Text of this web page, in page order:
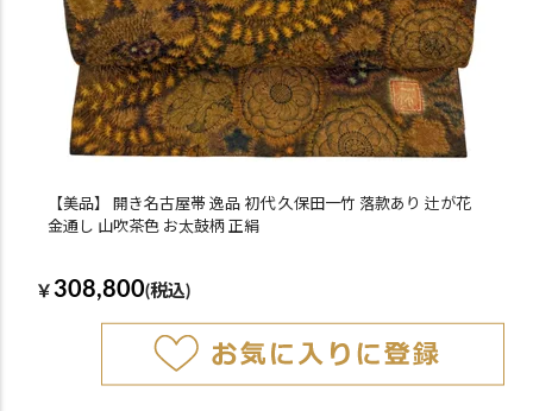
【美品】 開き名古屋帯 逸品 初代 久保田一竹 落款あり 辻が花
金通し 山吹茶色 お太鼓柄 正絹
￥ 308,800(税込)